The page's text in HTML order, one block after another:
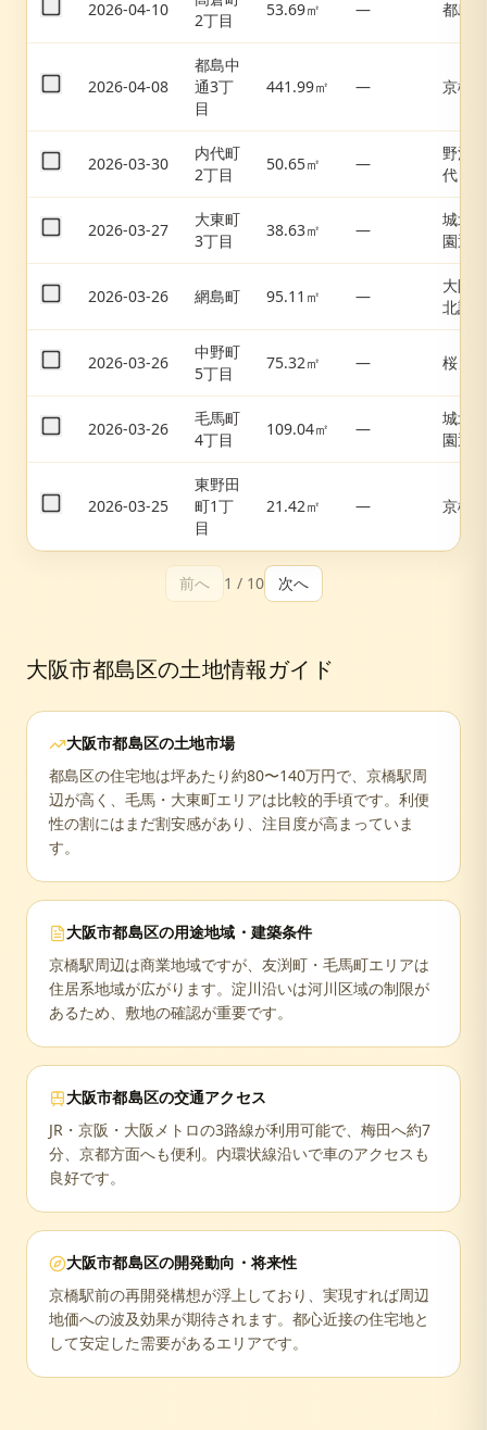
2026-04-10
2丁目
53.69㎡ — 都島
2026-04-08
都島中
通3丁
目
441.99㎡ — 京橋
2026-03-30
内代町
2丁目
50.65㎡ —
野江内
代
2026-03-27
大東町
3丁目
38.63㎡ —
城北公
園通
2026-03-26 網島町 95.11㎡ —
大阪城
北詰
2026-03-26
中野町
5丁目
75.32㎡ — 桜ノ宮
2026-03-26
毛馬町
4丁目
109.04㎡ —
城北公
園通
2026-03-25
東野田
町1丁
目
21.42㎡ — 京橋
前へ 1 / 10 次へ
大阪市都島区の土地情報ガイド
大阪市都島区の土地市場
都島区の住宅地は坪あたり約80〜140万円で、京橋駅周
辺が高く、毛馬・大東町エリアは比較的手頃です。利便
性の割にはまだ割安感があり、注目度が高まっていま
す。
大阪市都島区の用途地域・建築条件
京橋駅周辺は商業地域ですが、友渕町・毛馬町エリアは
住居系地域が広がります。淀川沿いは河川区域の制限が
あるため、敷地の確認が重要です。
大阪市都島区の交通アクセス
JR・京阪・大阪メトロの3路線が利用可能で、梅田へ約7
分、京都方面へも便利。内環状線沿いで車のアクセスも
良好です。
大阪市都島区の開発動向・将来性
京橋駅前の再開発構想が浮上しており、実現すれば周辺
地価への波及効果が期待されます。都心近接の住宅地と
して安定した需要があるエリアです。